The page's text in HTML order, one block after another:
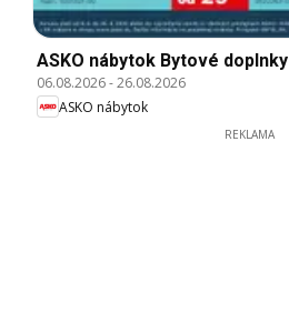
ASKO nábytok Bytové doplnky
06.08.2026-26.08.2026
ASKO nábytok
REKLAMA